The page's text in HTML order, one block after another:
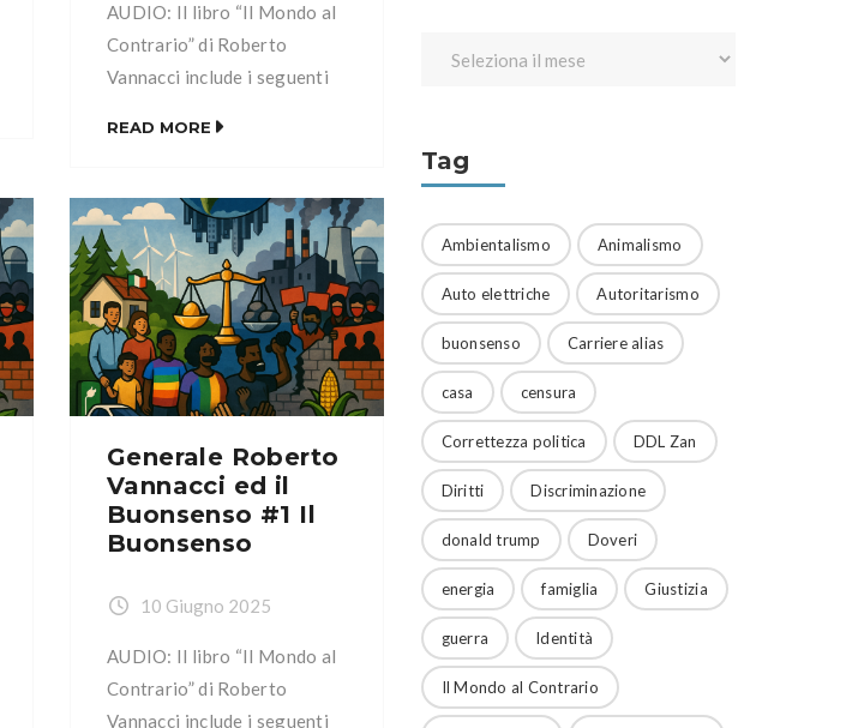
AUDIO: Il libro “Il Mondo al
Contrario” di Roberto
Vannacci include i seguenti
L’energia Capitolo IV: La
società multiculturale e
multietnica Capitolo V: La
sicurezza e la legittima
difesa Capitolo VI: La casa
Capitolo VII: La famiglia
Capitolo VIII: La Patria
READ MORE
Generale Roberto
Vannacci ed il
Buonsenso #1 Il
Buonsenso
10 Giugno 2025
AUDIO: Il libro “Il Mondo al
Contrario” di Roberto
Vannacci include i seguenti
Tag
Ambientalismo Animalismo
Auto elettriche Autoritarismo
buonsenso Carriere alias
casa censura
Correttezza politica DDL Zan
Diritti Discriminazione
donald trump Doveri
energia famiglia Giustizia
guerra Identità
Il Mondo al Contrario